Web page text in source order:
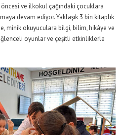
ve ilkokul çağındaki çocuklara
devam ediyor. Yaklaşık 3 bin kitaplık
minik okuyuculara bilgi, bilim, hikâye ve
oyunlar ve çeşitli etkinliklerle